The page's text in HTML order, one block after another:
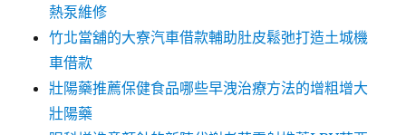
熱泵維修
竹北當舖的大寮汽車借款輔助肚皮鬆弛打造土城機
車借款
壯陽藥推薦保健食品哪些早洩治療方法的增粗增大
壯陽藥